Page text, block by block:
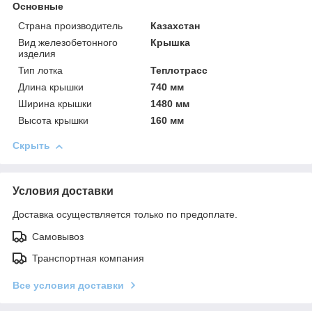
Основные
Страна производитель
Казахстан
Вид железобетонного
изделия
Крышка
Тип лотка
Теплотрасс
Длина крышки
740 мм
Ширина крышки
1480 мм
Высота крышки
160 мм
Скрыть
Условия доставки
Доставка осуществляется только по предоплате.
Самовывоз
Транспортная компания
Все условия доставки